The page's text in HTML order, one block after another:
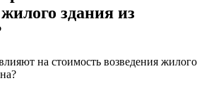
здания из